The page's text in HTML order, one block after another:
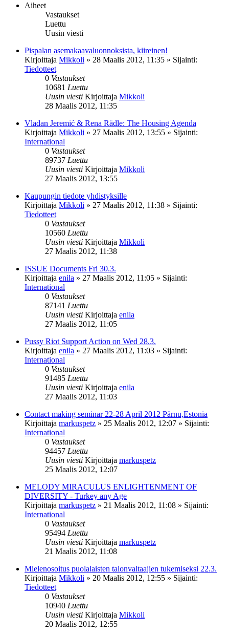
Aiheet
Vastaukset
Luettu
Uusin viesti
Pispalan asemakaavaluonnoksista, kiireinen!
Kirjoittaja Mikkoli » 28 Maalis 2012, 11:35 » Sijainti:
Tiedotteet
0 Vastaukset
10681 Luettu
Uusin viesti Kirjoittaja Mikkoli
28 Maalis 2012, 11:35
Vladan Jeremić & Rena Rädle: The Housing Agenda
Kirjoittaja Mikkoli » 27 Maalis 2012, 13:55 » Sijainti:
International
0 Vastaukset
89737 Luettu
Uusin viesti Kirjoittaja Mikkoli
27 Maalis 2012, 13:55
Kaupungin tiedote yhdistyksille
Kirjoittaja Mikkoli » 27 Maalis 2012, 11:38 » Sijainti:
Tiedotteet
0 Vastaukset
10560 Luettu
Uusin viesti Kirjoittaja Mikkoli
27 Maalis 2012, 11:38
ISSUE Documents Fri 30.3.
Kirjoittaja enila » 27 Maalis 2012, 11:05 » Sijainti:
International
0 Vastaukset
87141 Luettu
Uusin viesti Kirjoittaja enila
27 Maalis 2012, 11:05
Pussy Riot Support Action on Wed 28.3.
Kirjoittaja enila » 27 Maalis 2012, 11:03 » Sijainti:
International
0 Vastaukset
91485 Luettu
Uusin viesti Kirjoittaja enila
27 Maalis 2012, 11:03
Contact making seminar 22-28 April 2012 Pärnu,Estonia
Kirjoittaja markuspetz » 25 Maalis 2012, 12:07 » Sijainti:
International
0 Vastaukset
94457 Luettu
Uusin viesti Kirjoittaja markuspetz
25 Maalis 2012, 12:07
MELODY MIRACULUS ENLIGHTENMENT OF
DIVERSITY - Turkey any Age
Kirjoittaja markuspetz » 21 Maalis 2012, 11:08 » Sijainti:
International
0 Vastaukset
95494 Luettu
Uusin viesti Kirjoittaja markuspetz
21 Maalis 2012, 11:08
Mielenosoitus puolalaisten talonvaltaajien tukemiseksi 22.3.
Kirjoittaja Mikkoli » 20 Maalis 2012, 12:55 » Sijainti:
Tiedotteet
0 Vastaukset
10940 Luettu
Uusin viesti Kirjoittaja Mikkoli
20 Maalis 2012, 12:55